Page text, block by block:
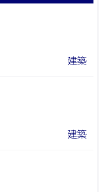
建築
建築